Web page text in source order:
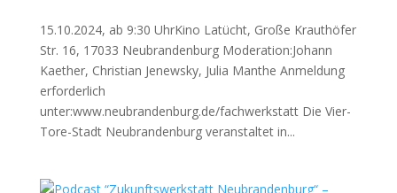
15.10.2024, ab 9:30 UhrKino Latücht, Große Krauthöfer
Str. 16, 17033 Neubrandenburg Moderation:Johann
Kaether, Christian Jenewsky, Julia Manthe Anmeldung
erforderlich
unter:www.neubrandenburg.de/fachwerkstatt Die Vier-
Tore-Stadt Neubrandenburg veranstaltet in...